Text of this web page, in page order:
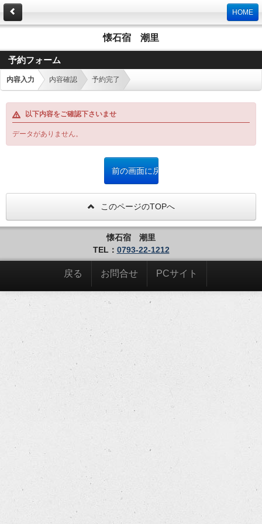
HOME
懐石宿 潮里
予約フォーム
内容入力 内容確認 予約完了
以下内容をご確認下さいませ
データがありません。
このページのTOPへ
懐石宿 潮里
TEL： 0793-22-1212
戻る お問合せ PCサイト